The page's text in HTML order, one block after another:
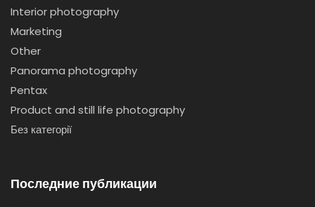
Interior photography
Marketing
Other
Panorama photography
Pentax
Product and still life photography
Без категорії
Последние публикации